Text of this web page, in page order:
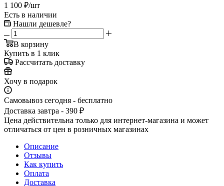
1 100 ₽/шт
Есть в наличии
Нашли дешевле?
В корзину
Купить в 1 клик
Рассчитать доставку
Хочу в подарок
Самовывоз сегодня - бесплатно
Доставка завтра - 390 ₽
Цена действительна только для интернет-магазина и может
отличаться от цен в розничных магазинах
Описание
Отзывы
Как купить
Оплата
Доставка